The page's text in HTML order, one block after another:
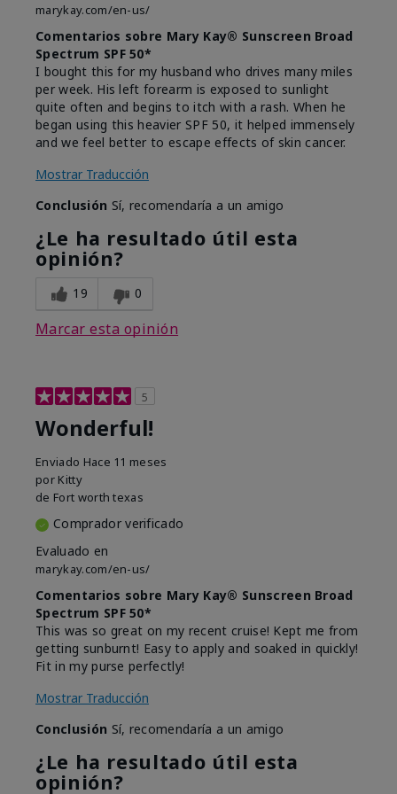
marykay.com/en-us/
Comentarios sobre Mary Kay® Sunscreen Broad
Spectrum SPF 50*
I bought this for my husband who drives many miles
per week. His left forearm is exposed to sunlight
quite often and begins to itch with a rash. When he
began using this heavier SPF 50, it helped immensely
and we feel better to escape effects of skin cancer.
Mostrar Traducción
Conclusión Sí, recomendaría a un amigo
¿Le ha resultado útil esta
opinión?
19 0
Marcar esta opinión
5
Wonderful!
Enviado Hace 11 meses
por Kitty
de Fort worth texas
Comprador verificado
Evaluado en
marykay.com/en-us/
Comentarios sobre Mary Kay® Sunscreen Broad
Spectrum SPF 50*
This was so great on my recent cruise! Kept me from
getting sunburnt! Easy to apply and soaked in quickly!
Fit in my purse perfectly!
Mostrar Traducción
Conclusión Sí, recomendaría a un amigo
¿Le ha resultado útil esta
opinión?